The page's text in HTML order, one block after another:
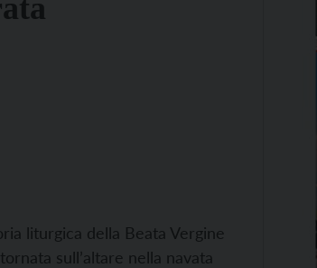
liturgica della Beata Vergine
sull’altare nella navata